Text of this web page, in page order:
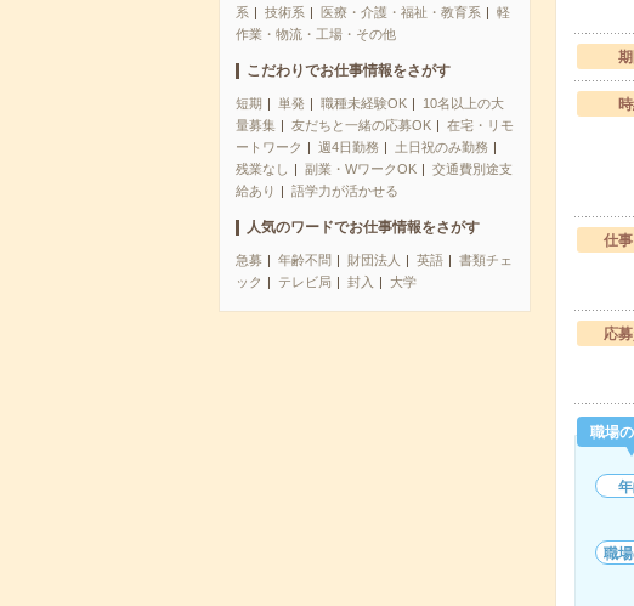
系
技術系 医療・介護・福祉・教育系
軽
作業・物流・工場・その他
こだわりでお仕事情報をさがす
短期 単発 職種未経験OK
10名以上の大
量募集
友だちと一緒の応募OK
在宅・リモ
ートワーク
週4日勤務
土日祝のみ勤務
残業なし
副業・WワークOK
交通費別途支
給あり
語学力が活かせる
人気のワードでお仕事情報をさがす
急募 年齢不問 財団法人 英語
書類チェ
ック
テレビ局 封入 大学
仕
応
職場
職